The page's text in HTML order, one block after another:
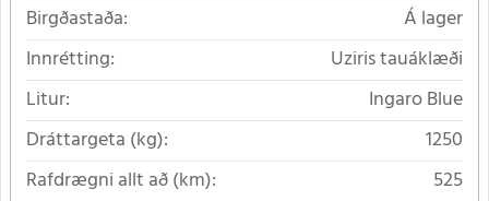
Birgðastaða:
Á lager
Innrétting:
Uziris tauáklæði
Litur:
Ingaro Blue
Dráttargeta (kg):
1250
Rafdrægni allt að (km):
525